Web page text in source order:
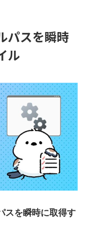
パスを瞬時
ル
スを瞬時に取得す